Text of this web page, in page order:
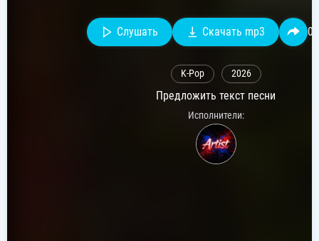
Слушать Скачать mp3 0
K-Pop 2026
Предложить текст песни
Исполнители: